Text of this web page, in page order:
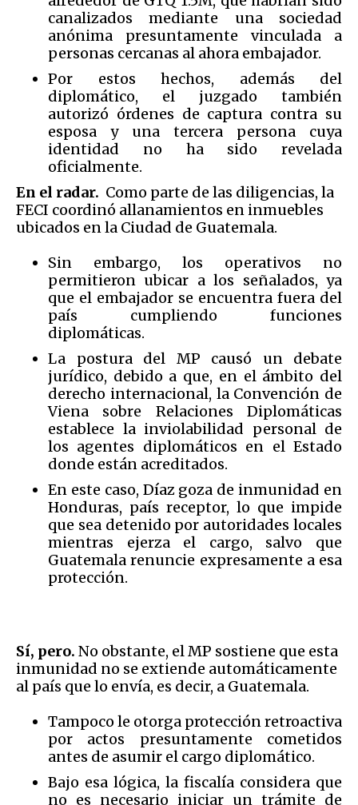
canalizados mediante una sociedad
anónima presuntamente vinculada a
personas cercanas al ahora embajador.
Por estos hechos, además del
diplomático, el juzgado también
autorizó órdenes de captura contra su
esposa y una tercera persona cuya
identidad no ha sido revelada
oficialmente.
En el radar. Como parte de las diligencias, la
FECI coordinó allanamientos en inmuebles
ubicados en la Ciudad de Guatemala.
Sin embargo, los operativos no
permitieron ubicar a los señalados, ya
que el embajador se encuentra fuera del
país cumpliendo funciones
diplomáticas.
La postura del MP causó un debate
jurídico, debido a que, en el ámbito del
derecho internacional, la Convención de
Viena sobre Relaciones Diplomáticas
establece la inviolabilidad personal de
los agentes diplomáticos en el Estado
donde están acreditados.
En este caso, Díaz goza de inmunidad en
Honduras, país receptor, lo que impide
que sea detenido por autoridades locales
mientras ejerza el cargo, salvo que
Guatemala renuncie expresamente a esa
protección.
Sí, pero. No obstante, el MP sostiene que esta
inmunidad no se extiende automáticamente
al país que lo envía, es decir, a Guatemala.
Tampoco le otorga protección retroactiva
por actos presuntamente cometidos
antes de asumir el cargo diplomático.
Bajo esa lógica, la fiscalía considera que
no es necesario iniciar un trámite de